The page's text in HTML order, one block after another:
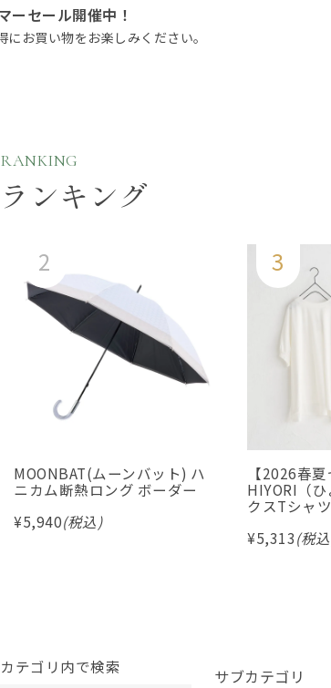
ーセール開催中！
にお買い物をお楽しみください。
RANKING
ランキング
MOONBAT(ムーンバット) ハ
ニカム断熱ロング ボーダー
¥5,940(税込)
【2026春夏
HIYORI（
クスTシャツ
¥5,313(税
カテゴリ内で検索 サブカテゴリ